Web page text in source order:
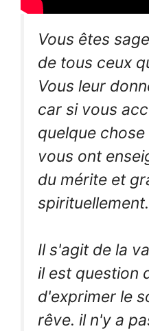
Vous êtes
de tous ceux
Vous leur
car si vous
quelque
vous ont
du mérite et
spirituellement.
Il s'agit de la
il est question
d'exprimer le
rêve. il n'y a